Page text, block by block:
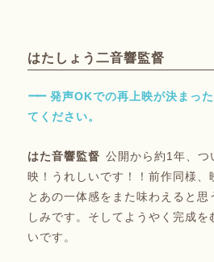
はたしょう二音響監督
発声OKでの再上映が決まっ
てください。
公開から約1年、つ
映！うれしいです！！前作同様、
とあの一体感をまた味わえると思
しみです。そしてようやく完成を
いです。